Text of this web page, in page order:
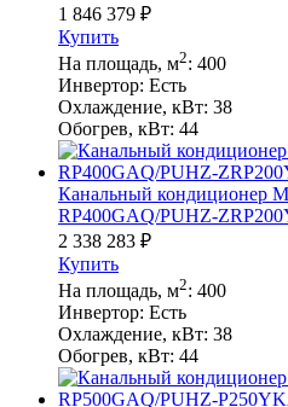
1 846 379 ₽
Купить
На площадь, м2: 400
Инвертор: Есть
Охлаждение, кВт: 38
Обогрев, кВт: 44
Канальный кондиционер
RP400GAQ/PUHZ-
2 338 283 ₽
Купить
На площадь, м2: 400
Инвертор: Есть
Охлаждение, кВт: 38
Обогрев, кВт: 44